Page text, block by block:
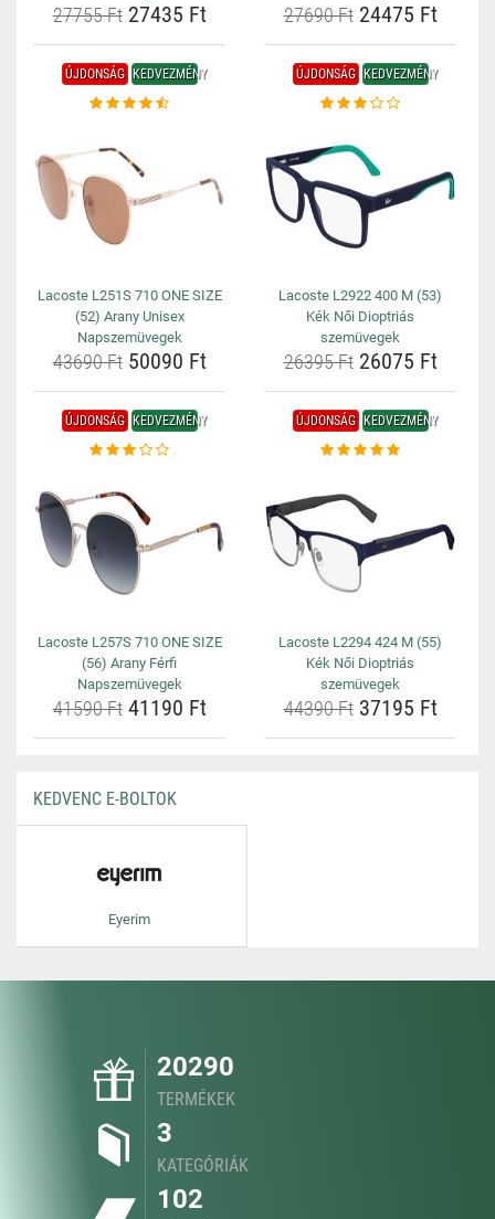
27755 Ft27435 Ft 27690 Ft24475 Ft
ÚJDONSÁG KEDVEZMÉNY
Lacoste L251S 710 ONE SIZE
(52) Arany Unisex
Napszemüvegek
43690 Ft50090 Ft
ÚJDONSÁG KEDVEZMÉNY
Lacoste L2922 400 M (53)
Kék Női Dioptriás
szemüvegek
26395 Ft26075 Ft
ÚJDONSÁG KEDVEZMÉNY
Lacoste L257S 710 ONE SIZE
(56) Arany Férfi
Napszemüvegek
41590 Ft41190 Ft
ÚJDONSÁG KEDVEZMÉNY
Lacoste L2294 424 M (55)
Kék Női Dioptriás
szemüvegek
44390 Ft37195 Ft
KEDVENC E-BOLTOK
Eyerim
20290
TERMÉKEK
3
KATEGÓRIÁK
102